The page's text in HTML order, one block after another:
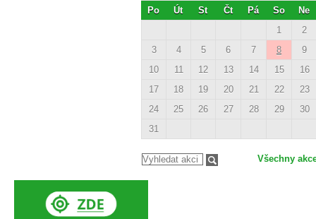
Po Út St Čt Pá So
Ne
1
2
3
4 5 6 7 8
9
10
11 12 13 14 15
16
17
18 19 20 21 22
23
24
25 26 27 28 29
30
31
Všechny